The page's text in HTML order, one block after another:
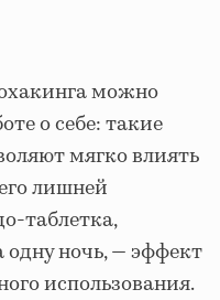
можно
о себе: такие
мягко влиять
лишней
таблетка,
одну ночь, — эффект
использования.